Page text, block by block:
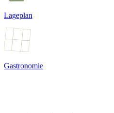
Lageplan
Gastronomie